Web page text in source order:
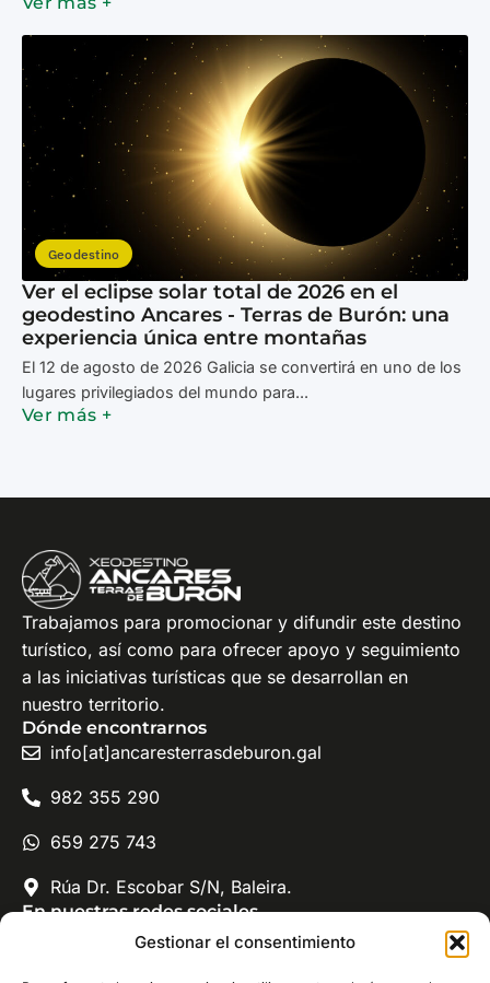
Gestionar el consentimiento
Geodestino
Ver el eclipse solar total de 2026 en el
geodestino Ancares - Terras de Burón: una
experiencia única entre montañas
El 12 de agosto de 2026 Galicia se convertirá en uno de los
lugares privilegiados del mundo para...
Ver más +
Trabajamos para promocionar y difundir este destino
turístico, así como para ofrecer apoyo y seguimiento
a las iniciativas turísticas que se desarrollan en
nuestro territorio.
Dónde encontrarnos
info[at]ancaresterrasdeburon.gal
982 355 290
659 275 743
Rúa Dr. Escobar S/N, Baleira.
En nuestras redes sociales
Xeodestino Ancares - Terras de Burón